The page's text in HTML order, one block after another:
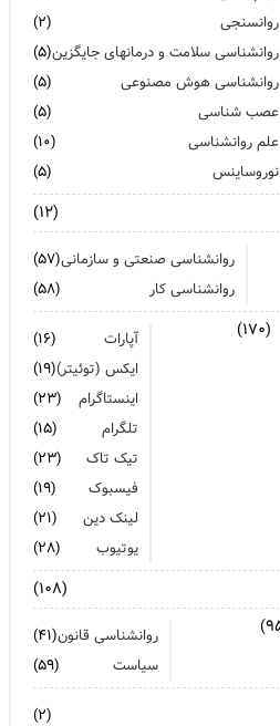
روانسنجی
(۲)
روانشناسی سلامت و درمانهای جایگزین(۵)
روانشناسی هوش مصنوعی
(۵)
عصب شناسی
(۵)
علم روانشناسی
(۱۰)
نوروساینس
(۵)
(۱۲)
روانشناسی صنعتی و سازمانی(۵۷)
روانشناسی کار
(۵۸)
(۱۷۰) آپارات
(۱۶)
ایکس (توئیتر)(۱۹)
اینستاگرام
(۲۳)
تلگرام
(۱۵)
تیک تاک
(۲۳)
فیسبوک
(۱۹)
لینک دین
(۲۱)
یوتیوب
(۲۸)
(۱۰۸)
روانشناسی قانون(۴۱)
سیاست
(۵۹)
(۲)